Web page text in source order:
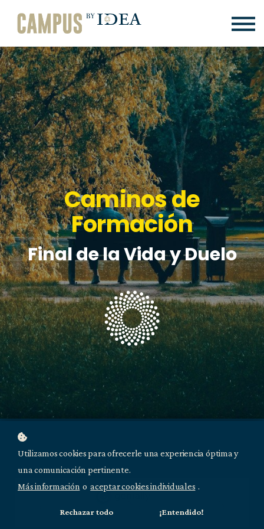
QUIÉNES SOMOS
Iniciar sesión
Crear cuenta
Caminos de
Formación
Final de la Vida y Duelo
Utilizamos cookies para ofrecerle una experiencia óptima y
una comunicación pertinente.
Más información o aceptar cookies individuales .
Rechazar todo ¡Entendido!